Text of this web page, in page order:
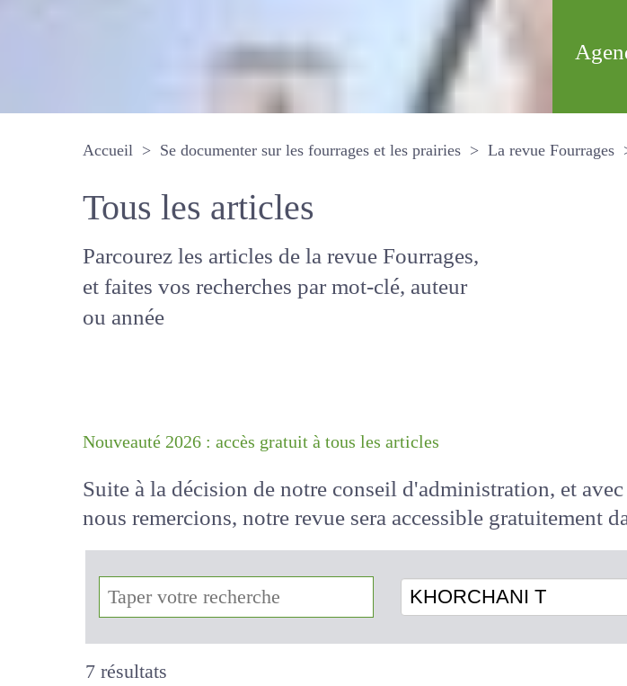
Accueil Se documenter sur les fourrages et les prairies La revue
Tous les articles
Parcourez les articles de la revue
Fourrages, et faites vos recherches par
mot-clé, auteur ou année
Suite à la décision de notre conseil d'administration, et
nous remercions, notre revue sera accessible
!
KHORCHANI T
7 résultats